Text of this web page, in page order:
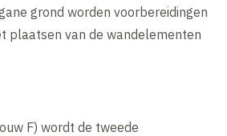
grond worden voorbereidingen
plaatsen van de wandelementen
F) wordt de tweede